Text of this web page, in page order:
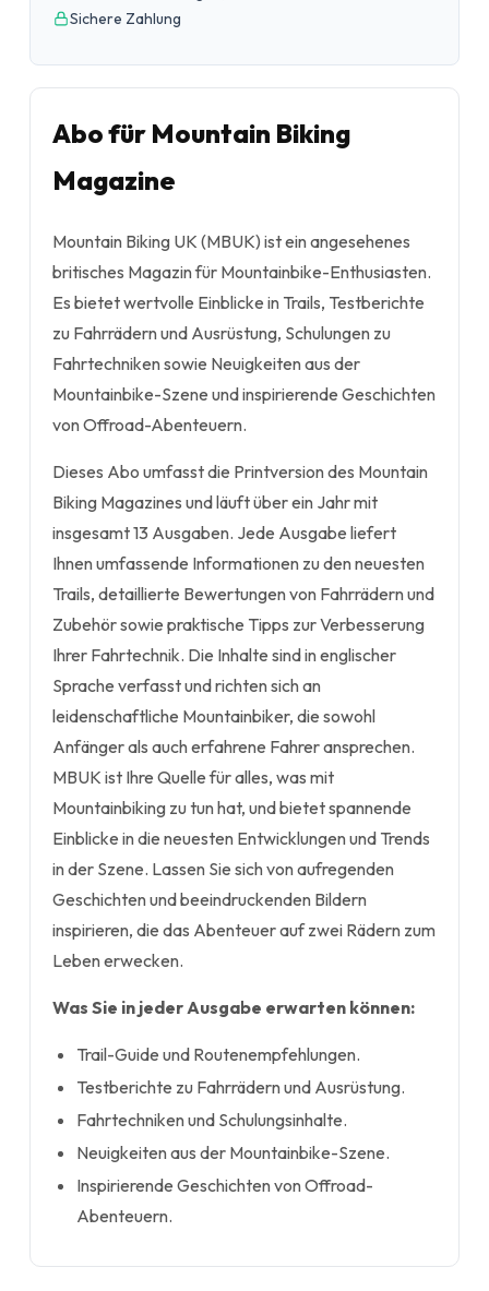
Sichere Zahlung
Abo für Mountain Biking
Magazine
Mountain Biking UK (MBUK) ist ein angesehenes
britisches Magazin für Mountainbike-Enthusiasten.
Es bietet wertvolle Einblicke in Trails, Testberichte
zu Fahrrädern und Ausrüstung, Schulungen zu
Fahrtechniken sowie Neuigkeiten aus der
Mountainbike-Szene und inspirierende Geschichten
von Offroad-Abenteuern.
Dieses Abo umfasst die Printversion des Mountain
Biking Magazines und läuft über ein Jahr mit
insgesamt 13 Ausgaben. Jede Ausgabe liefert
Ihnen umfassende Informationen zu den neuesten
Trails, detaillierte Bewertungen von Fahrrädern und
Zubehör sowie praktische Tipps zur Verbesserung
Ihrer Fahrtechnik. Die Inhalte sind in englischer
Sprache verfasst und richten sich an
leidenschaftliche Mountainbiker, die sowohl
Anfänger als auch erfahrene Fahrer ansprechen.
MBUK ist Ihre Quelle für alles, was mit
Mountainbiking zu tun hat, und bietet spannende
Einblicke in die neuesten Entwicklungen und Trends
in der Szene. Lassen Sie sich von aufregenden
Geschichten und beeindruckenden Bildern
inspirieren, die das Abenteuer auf zwei Rädern zum
Leben erwecken.
Was Sie in jeder Ausgabe erwarten können:
Trail-Guide und Routenempfehlungen.
Testberichte zu Fahrrädern und Ausrüstung.
Fahrtechniken und Schulungsinhalte.
Neuigkeiten aus der Mountainbike-Szene.
Inspirierende Geschichten von Offroad-
Abenteuern.